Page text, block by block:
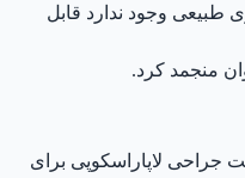
طبیعی وجود ندارد قابل
منجمد کرد.
جراحی لاپاراسکوپی برای